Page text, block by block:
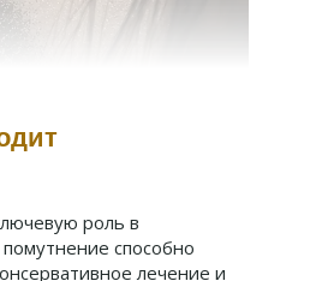
роль в
способно
лечение и